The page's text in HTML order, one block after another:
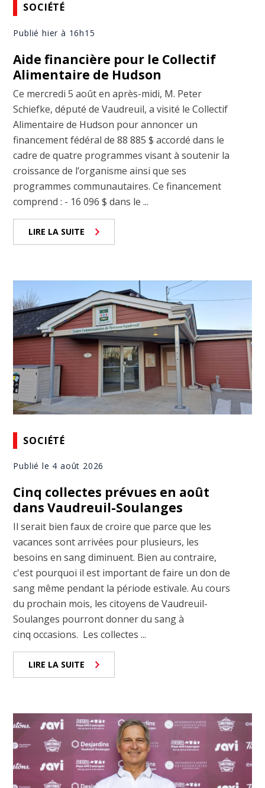
SOCIÉTÉ
Publié hier à 16h15
Aide financière pour le Collectif
Alimentaire de Hudson
Ce mercredi 5 août en après-midi, M. Peter
Schiefke, député de Vaudreuil, a visité le Collectif
Alimentaire de Hudson pour annoncer un
financement fédéral de 88 885 $ accordé dans le
cadre de quatre programmes visant à soutenir la
croissance de l’organisme ainsi que ses
programmes communautaires. Ce financement
comprend : - 16 096 $ dans le ...
LIRE LA SUITE
SOCIÉTÉ
Publié le 4 août 2026
Cinq collectes prévues en août
dans Vaudreuil-Soulanges
Il serait bien faux de croire que parce que les
vacances sont arrivées pour plusieurs, les
besoins en sang diminuent. Bien au contraire,
c'est pourquoi il est important de faire un don de
sang même pendant la période estivale. Au cours
du prochain mois, les citoyens de Vaudreuil-
Soulanges pourront donner du sang à
cinq occasions. Les collectes ...
LIRE LA SUITE